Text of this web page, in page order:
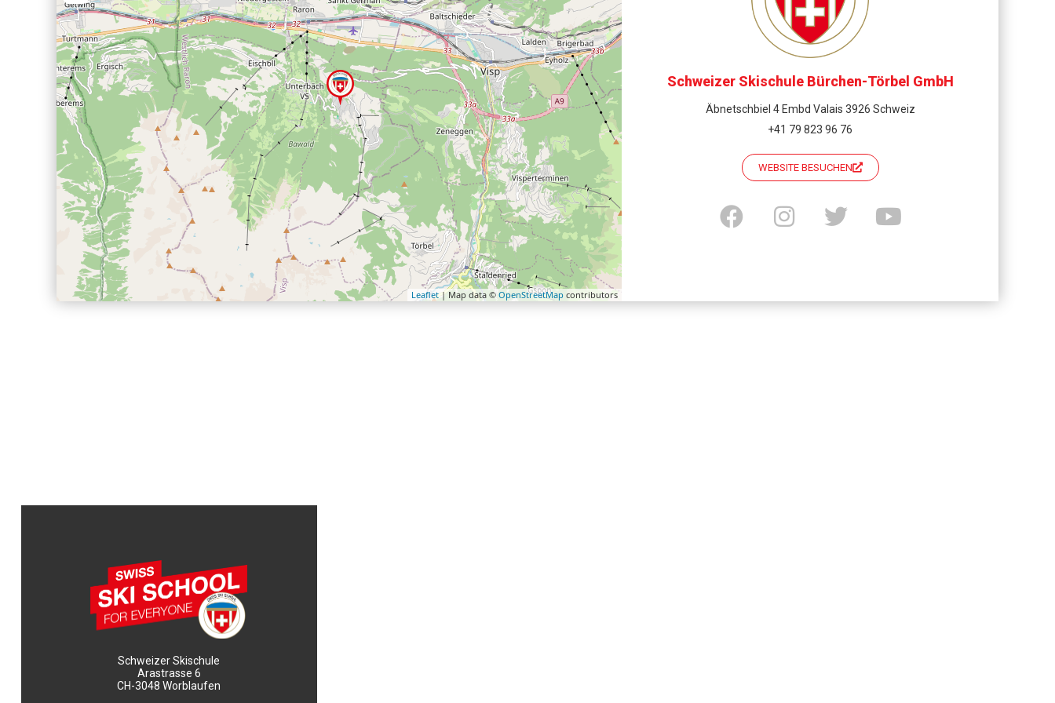
Leaflet| Map data © OpenStreetMap contributors
Schweizer Skischule Bürchen-Törbel GmbH
Äbnetschbiel 4 Embd Valais 3926 Schweiz
+41 79 823 96 76
WEBSITE BESUCHEN
Schweizer Skischule
Arastrasse 6
CH-3048 Worblaufen